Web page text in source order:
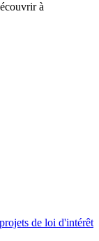
à
de loi d'intérêt